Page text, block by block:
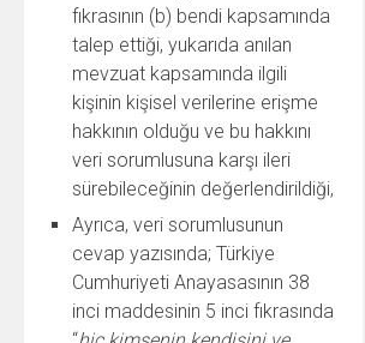
fıkrasının (b) bendi kapsamında
talep ettiği, yukarıda anılan
mevzuat kapsamında ilgili
kişinin kişisel verilerine erişme
hakkının olduğu ve bu hakkını
veri sorumlusuna karşı ileri
sürebileceğinin değerlendirildiği,
Ayrıca, veri sorumlusunun
cevap yazısında; Türkiye
Cumhuriyeti Anayasasının 38
inci maddesinin 5 inci fıkrasında